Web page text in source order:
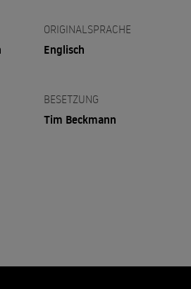
ORIGINALSPRACHE
Englisch
BESETZUNG
Tim Beckmann